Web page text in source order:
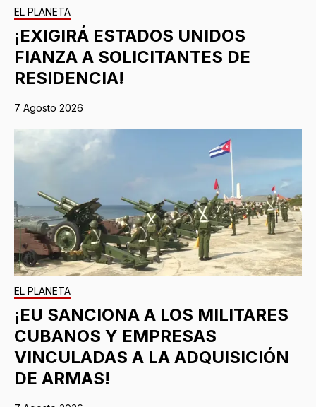
EL PLANETA
¡EXIGIRÁ ESTADOS UNIDOS
FIANZA A SOLICITANTES DE
RESIDENCIA!
7 Agosto 2026
EL PLANETA
¡EU SANCIONA A LOS MILITARES
CUBANOS Y EMPRESAS
VINCULADAS A LA ADQUISICIÓN
DE ARMAS!